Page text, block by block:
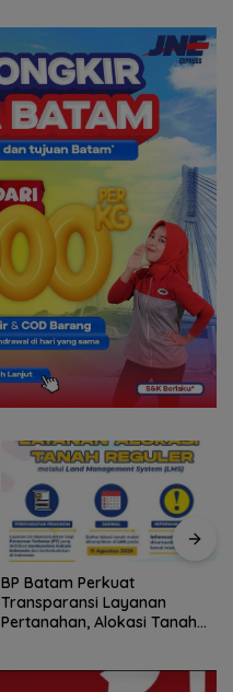
BP Batam Perkuat
Transparansi Layanan
Pertanahan, Alokasi Tanah